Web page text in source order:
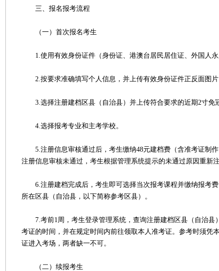
三、报名报考流程
（一）首次报名考生
1.使用有效身份证件（身份证、港澳台居民居住证、外国人永
2.按要求准确填写个人信息，并上传有效身份证件正反面图
3.选择注册建档区县（自治县）并上传符合要求的近期2寸免
4.选择报考专业和主考学校。
5.注册信息审核通过后，考生缴纳48元建档费（含准考证制作
注册信息审核未通过，考生根据管理系统提示的未通过原因重新
6.注册建档完成后，考生即可选择当次报考课程并缴纳报考费
所在区县（自治县，以下简称参考区县）。
7.考前1周，考生登录管理系统，查询注册建档区县（自治县
考证的时间，并在规定时间内前往领取本人准考证。参考时须凭
证进入考场，两者缺一不可。
（二）续报考生